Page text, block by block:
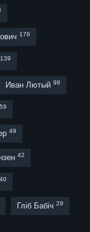
176
139
Иван Лютый 98
59
49
42
40
Гліб Бабіч 29